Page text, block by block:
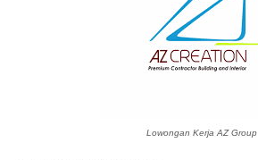
Lowongan Kerja AZ Group